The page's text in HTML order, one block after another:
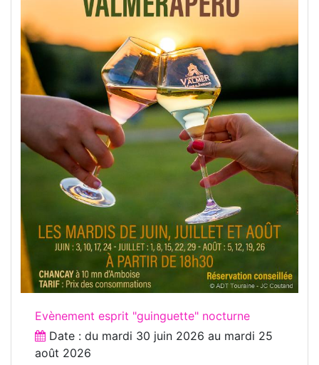
Evènement esprit "guinguette" nocturne
Date : du mardi 30 juin 2026 au mardi 25
août 2026